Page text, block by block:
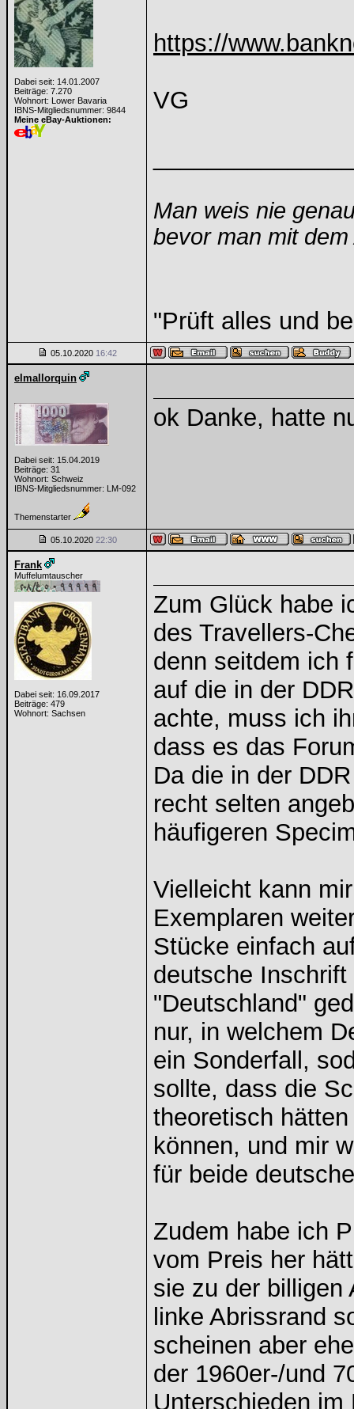
Dabei seit: 14.01.2007
Beiträge: 7.270
Wohnort: Lower Bavaria
IBNS-Mitgliedsnummer: 9844
Meine eBay-Auktionen:
https://
VG
Man weis nie
bevor man mit
"Prüft alles und
05.10.2020 16:42
elmallorquin
Dabei seit: 15.04.2019
Beiträge: 31
Wohnort: Schweiz
IBNS-Mitgliedsnummer: LM-092
Themenstarter
ok Danke, hatte
05.10.2020 22:30
Frank
Muffelumtauscher
Dabei seit: 16.09.2017
Beiträge: 479
Wohnort: Sachsen
Zum Glück habe
des Travellers-
denn seitdem ich
auf die in der
achte, muss ich
dass es das
Da die in der
recht selten
häufigeren
Vielleicht kann
Exemplaren
Stücke einfach
deutsche
"Deutschland"
nur, in welchem
ein Sonderfall,
sollte, dass die
theoretisch
können, und mir
für beide
Zudem habe ich
vom Preis her
sie zu der billigen
linke Abrissrand
scheinen aber
der 1960er-/und
Unterschieden